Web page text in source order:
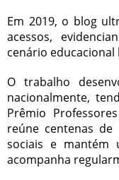
Em 2019, o blog
acessos,
cenário educacional
O trabalho
nacionalmente,
Prêmio
reúne centenas de
sociais e mantém
acompanha